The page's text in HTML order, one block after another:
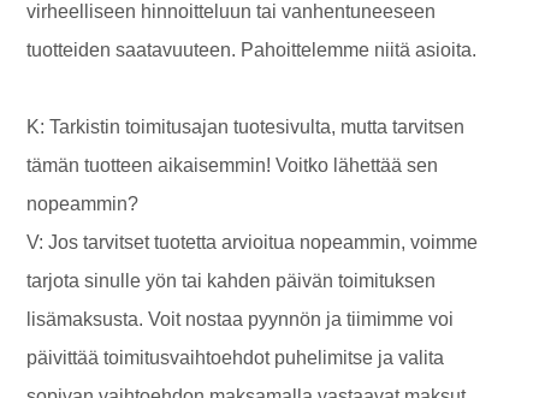
virheelliseen hinnoitteluun tai vanhentuneeseen
tuotteiden saatavuuteen. Pahoittelemme niitä asioita.
K: Tarkistin toimitusajan tuotesivulta, mutta tarvitsen
tämän tuotteen aikaisemmin! Voitko lähettää sen
nopeammin?
V: Jos tarvitset tuotetta arvioitua nopeammin, voimme
tarjota sinulle yön tai kahden päivän toimituksen
lisämaksusta. Voit nostaa pyynnön ja tiimimme voi
päivittää toimitusvaihtoehdot puhelimitse ja valita